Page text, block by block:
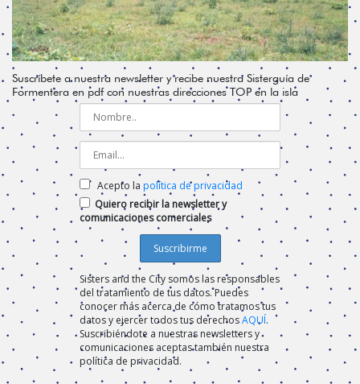
Suscríbete a nuestra newsletter y recibe nuestra Sisterguía de
Formentera en pdf con nuestras direcciones TOP en la isla
Acepto la política de privacidad
Quiero recibir la newsletter y
comunicaciones comerciales
Sisters and the City somos las responsables
del tratamiento de tus datos. Puedes
conocer más acerca de cómo tratamos tus
datos y ejercer todos tus derechosAQUÍ.
Suscribiéndote a nuestras newsletters y
comunicaciones aceptas también nuestra
política de privacidad.